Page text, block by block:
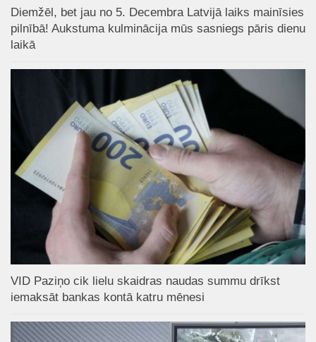
Diemžēl, bet jau no 5. Decembra Latvijā laiks mainīsies
pilnībā! Aukstuma kulminācija mūs sasniegs pāris dienu
laikā
VID Paziņo cik lielu skaidras naudas summu drīkst
iemaksāt bankas kontā katru mēnesi